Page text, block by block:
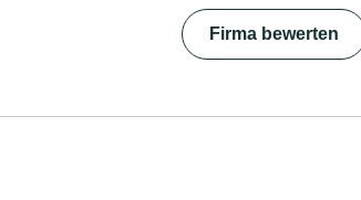
Firma bewerten